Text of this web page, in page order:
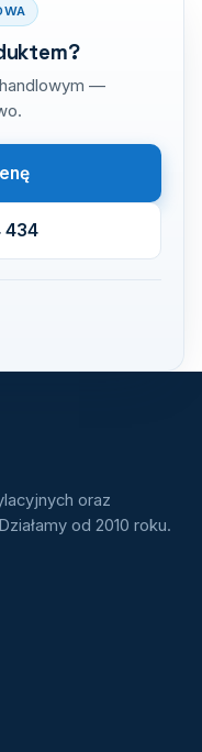
handlowym —
434
oraz
od 2010 roku.